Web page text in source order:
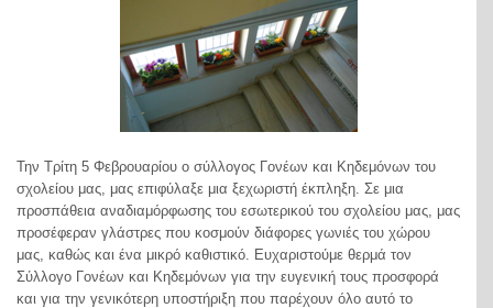
Την Τρίτη 5 Φεβρουαρίου ο σύλλογος Γονέων και Κηδεμόνων του
σχολείου μας, μας επιφύλαξε μια ξεχωριστή έκπληξη. Σε μια
προσπάθεια αναδιαμόρφωσης του εσωτερικού του σχολείου μας, μας
προσέφεραν γλάστρες που κοσμούν διάφορες γωνιές του χώρου
μας, καθώς και ένα μικρό καθιστικό. Ευχαριστούμε θερμά τον
Σύλλογο Γονέων και Κηδεμόνων για την ευγενική τους προσφορά
και για την γενικότερη υποστήριξη που παρέχουν όλο αυτό το